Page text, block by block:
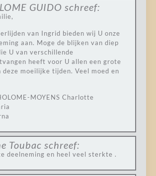
GUIDO schreef:
van Ingrid bieden wij U onze
aan. Moge de blijken van diep
U van verschillende
heeft voor U allen een grote
moeilijke tijden. Veel moed en
MOYENS Charlotte
Toubac schreef:
deelneming en heel veel sterkte .